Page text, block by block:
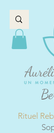
Rituel